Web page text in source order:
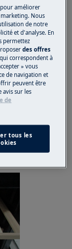
des
la réparation
sur
pour améliorer
Nous
de notre
et d'analyse. En
permettez
des offres
correspondent à
» vous
de navigation et
peuvent être
sur les
de
tous les